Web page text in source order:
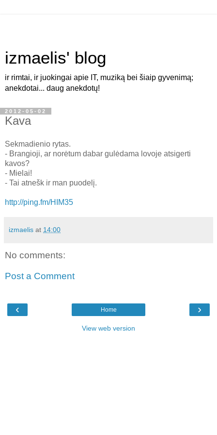
izmaelis' blog
ir rimtai, ir juokingai apie IT, muziką bei šiaip gyvenimą;
anekdotai... daug anekdotų!
2012-05-02
Kava
Sekmadienio rytas.
- Brangioji, ar norėtum dabar gulėdama lovoje atsigerti
kavos?
- Mielai!
- Tai atnešk ir man puodelį.
http://ping.fm/HIM35
izmaelis at 14:00
No comments:
Post a Comment
‹ ›
Home
View web version